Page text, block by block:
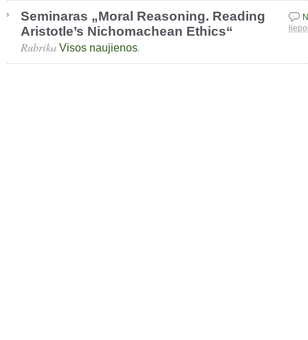
Seminaras „Moral Reasoning. Reading
Aristotle’s Nichomachean Ethics“
Rubrika Visos naujienos.